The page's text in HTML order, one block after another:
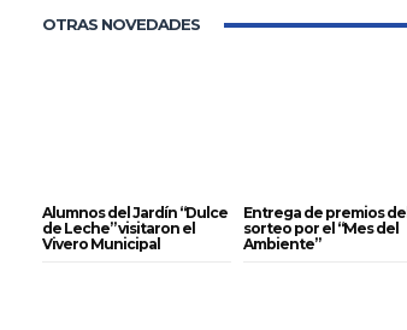
OTRAS NOVEDADES
Alumnos del Jardín “Dulce
de Leche” visitaron el
Vivero Municipal
Entrega de premios del
sorteo por el “Mes del
Ambiente”